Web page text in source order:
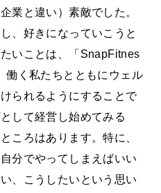
業と違い）素敵でした。
、好きになっていこうと
いことは、「SnapFitnes
働く私たちとともにウェル
られるようにすることで
して経営し始めてみる
ころはあります。特に、
分でやってしまえばいい
、こうしたいという思い